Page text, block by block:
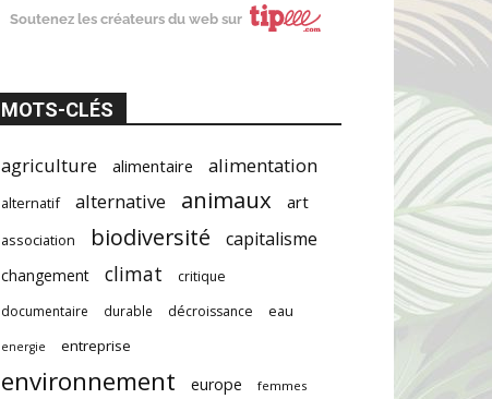
Soutenez les créateurs du web sur
MOTS-CLÉS
agriculture alimentaire alimentation
alternatif alternative animaux art
association biodiversité capitalisme
changement climat
critique
documentaire
durable décroissance eau
energie entreprise
environnement europe femmes